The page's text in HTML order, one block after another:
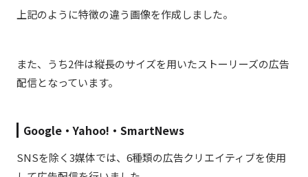
上記のように特徴の違う画像を作成しました。
また、うち2件は縦長のサイズを用いたストーリーズの広告
配信となっています。
Google・Yahoo!・SmartNews
SNSを除く3媒体では、6種類の広告クリエイティブを使用